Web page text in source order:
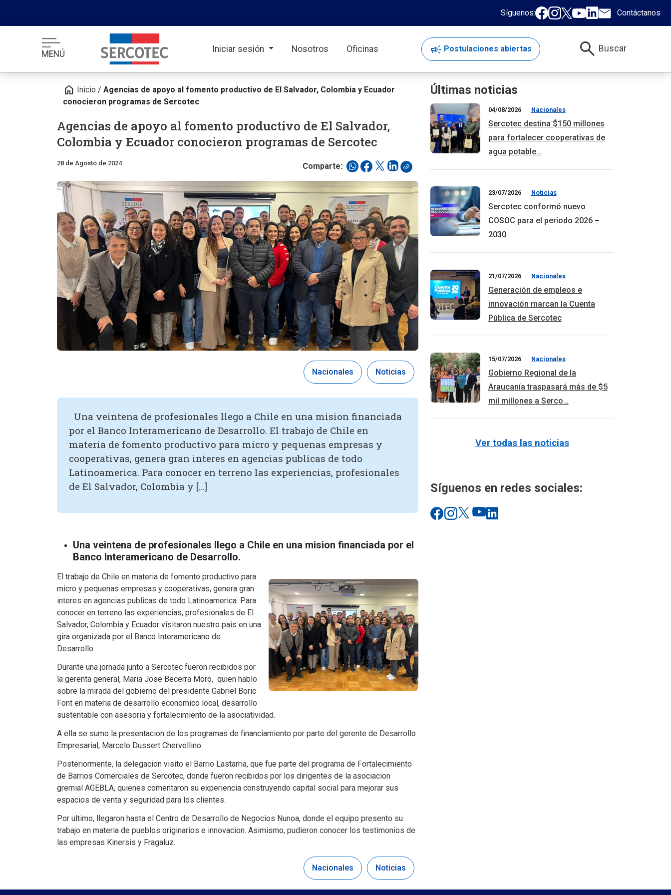
Síguenos: Contáctanos
MENÚ Iniciar sesión Nosotros Oficinas campaign Postulaciones abiertas search Buscar
home Inicio / Agencias de apoyo al fomento productivo de El Salvador, Colombia y Ecuador
conocieron programas de Sercotec
Agencias de apoyo al fomento productivo de El Salvador,
Colombia y Ecuador conocieron programas de Sercotec
28 de Agosto de 2024 Comparte:
Nacionales Noticias
Una veintena de profesionales llego a Chile en una mision financiada
por el Banco Interamericano de Desarrollo. El trabajo de Chile en
materia de fomento productivo para micro y pequenas empresas y
cooperativas, genera gran interes en agencias publicas de todo
Latinoamerica. Para conocer en terreno las experiencias, profesionales
de El Salvador, Colombia y […]
Una veintena de profesionales llego a Chile en una mision financiada por el
Banco Interamericano de Desarrollo.
El trabajo de Chile en materia de fomento productivo para
micro y pequenas empresas y cooperativas, genera gran
interes en agencias publicas de todo Latinoamerica. Para
conocer en terreno las experiencias, profesionales de El
Salvador, Colombia y Ecuador visitaron nuestro pais en una
gira organizada por el Banco Interamericano de
Desarrollo.
Durante una jornada junto a Sercotec fueron recibidos por
la gerenta general, Maria Jose Becerra Moro, quien hablo
sobre la mirada del gobierno del presidente Gabriel Boric
Font en materia de desarrollo economico local, desarrollo
sustentable con asesoria y fortalecimiento de la asociatividad.
A ella se sumo la presentacion de los programas de financiamiento por parte del gerente de Desarrollo
Empresarial, Marcelo Dussert Chervellino.
Posteriormente, la delegacion visito el Barrio Lastarria, que fue parte del programa de Fortalecimiento
de Barrios Comerciales de Sercotec, donde fueron recibidos por los dirigentes de la asociacion
gremial AGEBLA, quienes comentaron su experiencia construyendo capital social para mejorar sus
espacios de venta y seguridad para los clientes.
Por ultimo, llegaron hasta el Centro de Desarrollo de Negocios Nunoa, donde el equipo presento su
trabajo en materia de pueblos originarios e innovacion. Asimismo, pudieron conocer los testimonios de
las empresas Kinersis y Fragaluz.
Nacionales Noticias
Últimas noticias
04/08/2026 Nacionales
Sercotec destina $150 millones
para fortalecer cooperativas de
agua potable…
23/07/2026 Noticias
Sercotec conformó nuevo
COSOC para el periodo 2026 –
2030
21/07/2026 Nacionales
Generación de empleos e
innovación marcan la Cuenta
Pública de Sercotec
15/07/2026 Nacionales
Gobierno Regional de la
Araucanía traspasará más de $5
mil millones a Serco…
Ver todas las noticias
Síguenos en redes sociales: